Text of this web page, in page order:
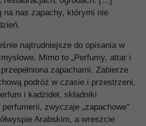
na nas zapachy, którymi nie
najtrudniejsze do opisania w
Mimo to „Perfumy, attar i
zapachami. Zabierze
podróż w czasie i przestrzeni,
i kadzideł, składniki
zwyczaje „zapachowe”
Arabskim, a wreszcie